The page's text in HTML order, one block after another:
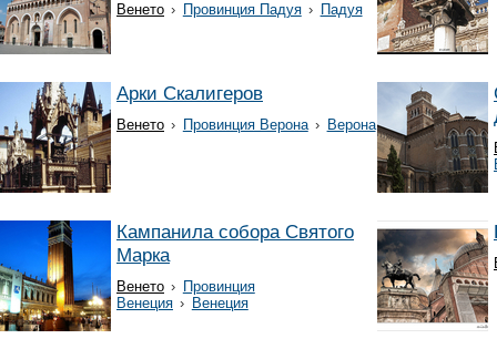
Венето › Провинция Падуя › Падуя
Арки Скалигеров
Венето › Провинция Верона › Верона
Кампанила собора Святого
Марка
Венето › Провинция
Венеция › Венеция